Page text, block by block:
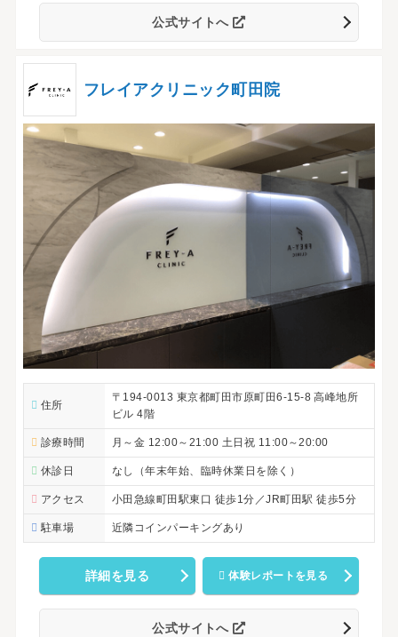
公式サイトへ
フレイアクリニック町田院
住所
〒194-0013 東京都町田市原町田6-15-8 高峰地所
ビル 4階
診療時間 月～金 12:00～21:00 土日祝 11:00～20:00
休診日 なし（年末年始、臨時休業日を除く）
アクセス 小田急線町田駅東口 徒歩1分／JR町田駅 徒歩5分
駐車場 近隣コインパーキングあり
詳細を見る 体験レポートを見る
公式サイトへ